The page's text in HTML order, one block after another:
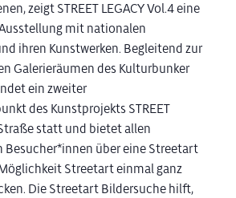
zeigt STREET LEGACY Vol.4 eine
mit nationalen
ihren Kunstwerken. Begleitend zur
Galerieräumen des Kulturbunker
ein zweiter
des Kunstprojekts STREET
statt und bietet allen
über eine Streetart
Streetart einmal ganz
Die Streetart Bildersuche hilft,